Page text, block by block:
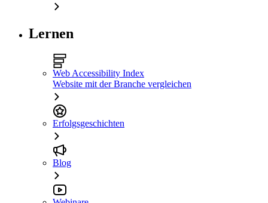
Lernen
Web Accessibility Index
Website mit der Branche vergleichen
Erfolgsgeschichten
Blog